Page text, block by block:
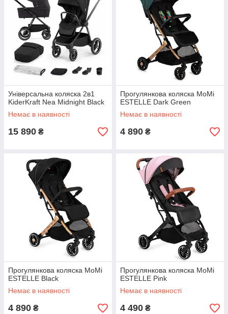
Універсальна коляска 2в1
KiderKraft Nea Midnight Black
Немає в наявності
15 890 ₴
Прогулянкова коляска MoMi
ESTELLE Dark Green
Немає в наявності
4 890 ₴
Прогулянкова коляска MoMi
ESTELLE Black
Немає в наявності
4 890 ₴
Прогулянкова коляска MoMi
ESTELLE Pink
Немає в наявності
4 490 ₴